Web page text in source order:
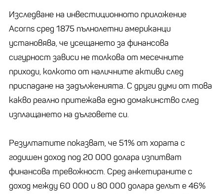
Изследване на инвестиционното приложение
Acorns сред 1875 пълнолетни американци
установява, че усещането за финансова
сигурност зависи не толкова от месечните
приходи, колкото от наличните активи след
приспадане на задълженията. С други думи от това
какво реално притежава едно домакинство след
изплащането на дълговете си.
Резултатите показват, че 51% от хората с
годишен доход под 20 000 долара изпитват
финансова тревожност. Сред анкетираните с
доход между 60 000 и 80 000 долара делът е 46%